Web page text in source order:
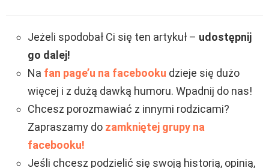
Jeżeli spodobał Ci się ten artykuł – udostępnij
go dalej!
Na fan page’u na facebooku dzieje się dużo
więcej i z dużą dawką humoru. Wpadnij do nas!
Chcesz porozmawiać z innymi rodzicami?
Zapraszamy do zamkniętej grupy na
facebooku!
Jeśli chcesz podzielić się swoją historią, opinią,